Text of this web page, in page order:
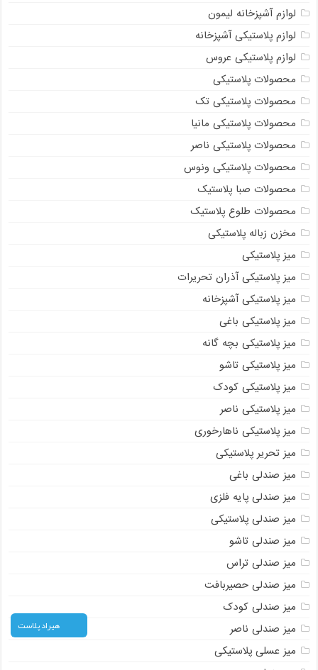
لوازم آشپزخانه لیمون
لوازم پلاستیکی آشپزخانه
لوازم پلاستیکی عروس
محصولات پلاستیکی
محصولات پلاستیکی تک
محصولات پلاستیکی مانیا
محصولات پلاستیکی ناصر
محصولات پلاستیکی ونوس
محصولات صبا پلاستیک
محصولات طلوع پلاستیک
مخزن زباله پلاستیکی
میز پلاستیکی
میز پلاستیکی آذران تحریرات
میز پلاستیکی آشپزخانه
میز پلاستیکی باغی
میز پلاستیکی بچه گانه
میز پلاستیکی تاشو
میز پلاستیکی کودک
میز پلاستیکی ناصر
میز پلاستیکی ناهارخوری
میز تحریر پلاستیکی
میز صندلی باغی
میز صندلی پایه فلزی
میز صندلی پلاستیکی
میز صندلی تاشو
میز صندلی تراس
میز صندلی حصیربافت
میز صندلی کودک
میز صندلی ناصر
میز عسلی پلاستیکی
هیراد پلاست